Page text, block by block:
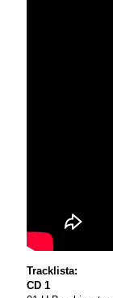
Tracklista:
CD 1